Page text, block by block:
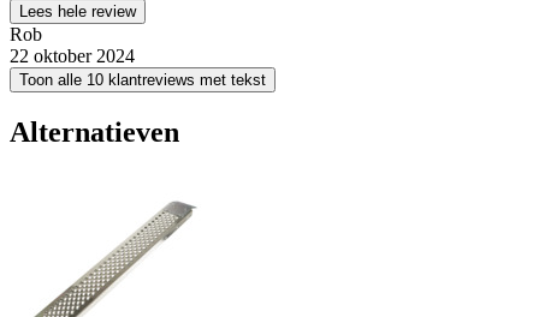
Lees hele review
Rob
22 oktober 2024
Toon alle 10 klantreviews met tekst
Alternatieven